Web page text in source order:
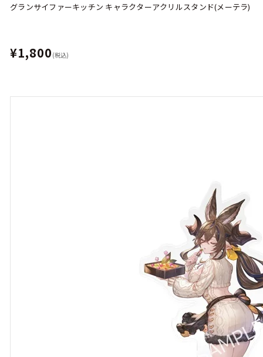
グランサイファーキッチン キャラクターアクリルスタンド(メーテラ)
¥1,800 (税込)